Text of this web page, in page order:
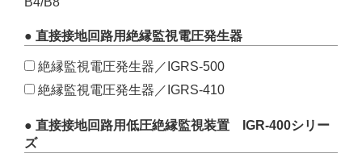
● 直接接地回路用絶縁監視電圧発生器
絶縁監視電圧発生器／IGRS-500
絶縁監視電圧発生器／IGRS-410
● 直接接地回路用低圧絶縁監視装置 IGR-400シリー
ズ